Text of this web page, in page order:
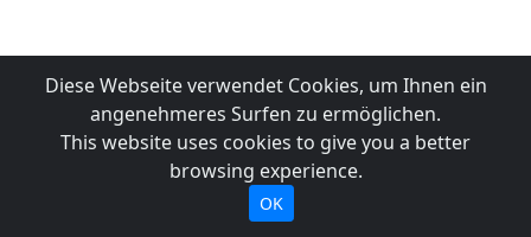
Diese Webseite verwendet Cookies, um Ihnen ein
angenehmeres Surfen zu ermöglichen.
This website uses cookies to give you a better
browsing experience.
OK